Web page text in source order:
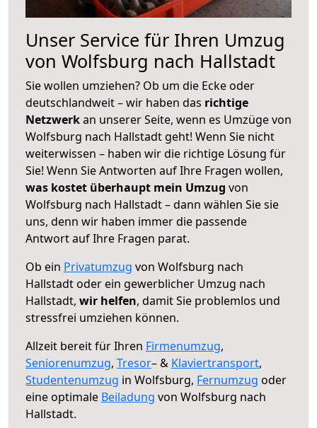
Unser Service für Ihren Umzug
von Wolfsburg nach Hallstadt
Sie wollen umziehen? Ob um die Ecke oder
deutschlandweit – wir haben das richtige
Netzwerkan unserer Seite, wenn es Umzüge von
Wolfsburg nach Hallstadt geht! Wenn Sie nicht
weiterwissen – haben wir die richtige Lösung für
Sie! Wenn Sie Antworten auf Ihre Fragen wollen,
was kostet überhaupt mein Umzug von
Wolfsburg nach Hallstadt – dann wählen Sie sie
uns, denn wir haben immer die passende
Antwort auf Ihre Fragen parat.
Ob ein Privatumzug von Wolfsburg nach
Hallstadt oder ein gewerblicher Umzug nach
Hallstadt, wir helfen, damit Sie problemlos und
stressfrei umziehen können.
Allzeit bereit für Ihren Firmenumzug,
Seniorenumzug, Tresor– & Klaviertransport,
Studentenumzug in Wolfsburg, Fernumzug oder
eine optimale Beiladung von Wolfsburg nach
Hallstadt.